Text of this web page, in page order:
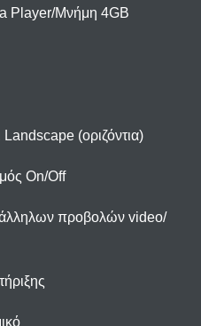
Player/Μνήμη 4GB
(οριζόντια)
On/Off
προβολών video/